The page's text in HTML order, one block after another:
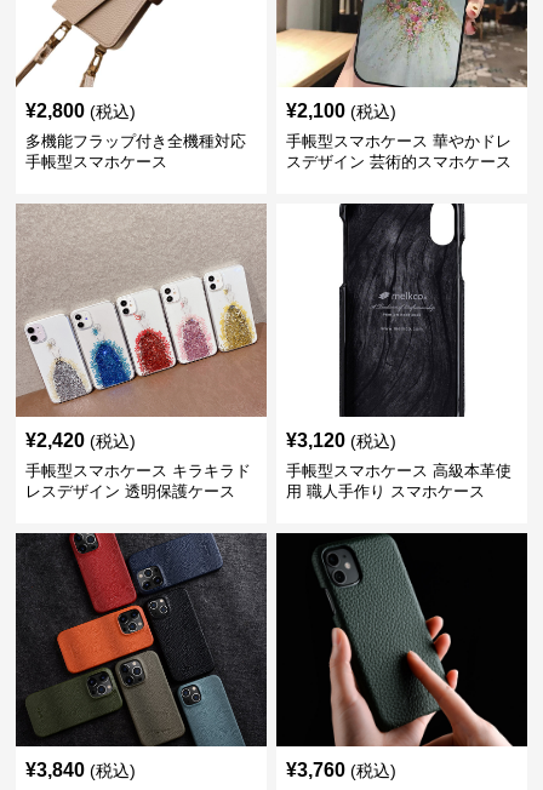
¥2,800 (税込)
多機能フラップ付き全機種対応
手帳型スマホケース
¥2,100 (税込)
手帳型スマホケース 華やかドレ
スデザイン 芸術的スマホケース
¥2,420 (税込)
手帳型スマホケース キラキラド
レスデザイン 透明保護ケース
¥3,120 (税込)
手帳型スマホケース 高級本革使
用 職人手作り スマホケース
¥3,840 (税込) ¥3,760 (税込)